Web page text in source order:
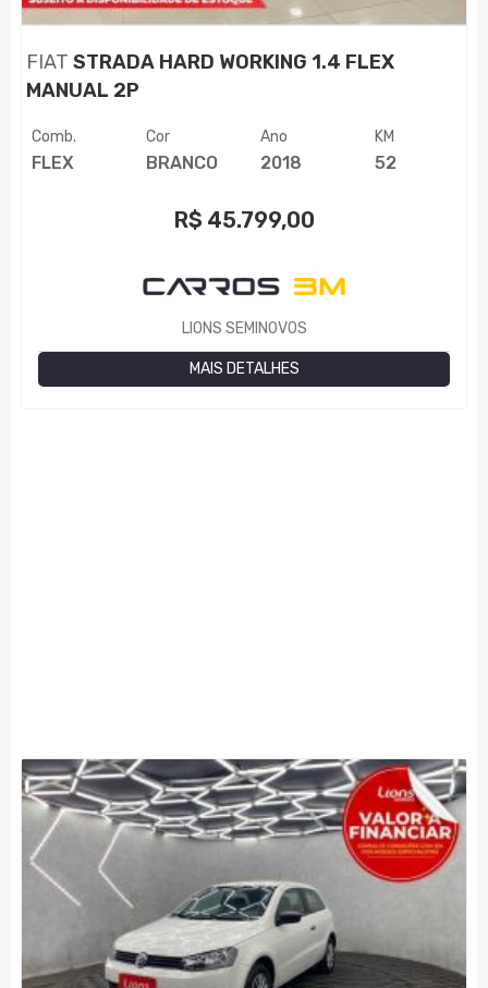
FIAT STRADA HARD WORKING 1.4 FLEX
MANUAL 2P
Comb.
FLEX
Cor
BRANCO
Ano
2018
KM
52
R$ 45.799,00
LIONS SEMINOVOS
MAIS DETALHES